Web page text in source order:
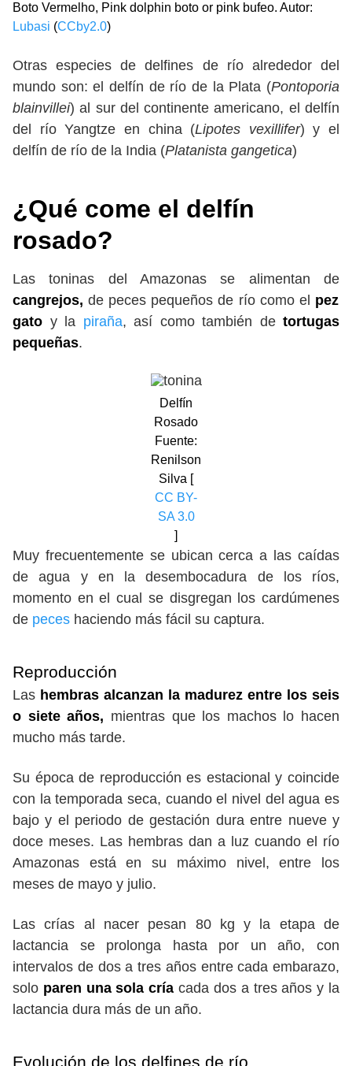
Boto Vermelho, Pink dolphin boto or pink bufeo. Autor:
Lubasi (CCby2.0)
Otras especies de delfines de río alrededor del
mundo son: el delfín de río de la Plata (Pontoporia
blainvillei) al sur del continente americano, el delfín
del río Yangtze en china (Lipotes vexillifer) y el
delfín de río de la India (Platanista gangetica)
¿Qué come el delfín
rosado?
Las toninas del Amazonas se alimentan de
cangrejos, de peces pequeños de río como el pez
gato y la piraña, así como también de tortugas
pequeñas.
Delfín
Rosado
Fuente:
Renilson
Silva [
CC BY-
SA 3.0
]
Muy frecuentemente se ubican cerca a las caídas
de agua y en la desembocadura de los ríos,
momento en el cual se disgregan los cardúmenes
de peces haciendo más fácil su captura.
Reproducción
Las hembras alcanzan la madurez entre los seis
o siete años, mientras que los machos lo hacen
mucho más tarde.
Su época de reproducción es estacional y coincide
con la temporada seca, cuando el nivel del agua es
bajo y el periodo de gestación dura entre nueve y
doce meses. Las hembras dan a luz cuando el río
Amazonas está en su máximo nivel, entre los
meses de mayo y julio.
Las crías al nacer pesan 80 kg y la etapa de
lactancia se prolonga hasta por un año, con
intervalos de dos a tres años entre cada embarazo,
solo paren una sola críacada dos a tres años y la
lactancia dura más de un año.
Evolución de los delfines de río